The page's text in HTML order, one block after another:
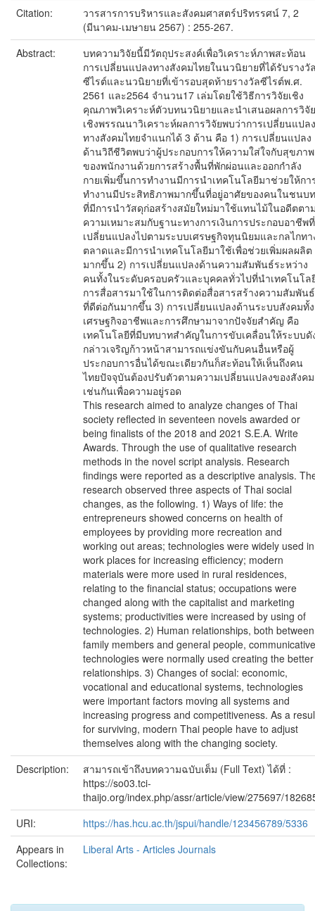
Citation:
วารสารการบริหารและสังคมศาสตร์ปริทรรศน์ 7, 2
(มีนาคม-เมษายน 2567) : 255-267.
Abstract:
บทความวิจัยนี้มีวัตถุประสงค์เพื่อวิเคราะห์ภาพสะท้อน
การเปลี่ยนแปลงทางสังคมไทยในนวนิยายที่ได้รับรางวั
ซีไรต์และนวนิยายที่เข้ารอบสุดท้ายรางวัลซีไรต์พ.ศ.
2561 และ2564 จำนวน17 เล่มโดยใช้วิธีการวิจัยเชิง
คุณภาพวิเคราะห์ตัวบทนวนิยายและนำเสนอผลการวิจัย
เชิงพรรณนาวิเคราะห์ผลการวิจัยพบว่าการเปลี่ยนแปลง
ทางสังคมไทยจำแนกได้ 3 ด้าน คือ 1) การเปลี่ยนแปลง
ด้านวิถีชีวิตพบว่าผู้ประกอบการให้ความใส่ใจกับสุขภาพ
ของพนักงานด้วยการสร้างพื้นที่พักผ่อนและออกกำลัง
กายเพิ่มขึ้นการทำงานมีการนำเทคโนโลยีมาช่วยให้กา
ทำงานมีประสิทธิภาพมากขึ้นที่อยู่อาศัยของคนในชนบท
ที่มีการนำวัสดุก่อสร้างสมัยใหม่มาใช้แทนไม้ในอดีตตา
ความเหมาะสมกับฐานะทางการเงินการประกอบอาชีพที่
เปลี่ยนแปลงไปตามระบบเศรษฐกิจทุนนิยมและกลไกทา
ตลาดและมีการนำเทคโนโลยีมาใช้เพื่อช่วยเพิ่มผลผลิต
มากขึ้น 2) การเปลี่ยนแปลงด้านความสัมพันธ์ระหว่าง
คนทั้งในระดับครอบครัวและบุคคลทั่วไปที่นำเทคโนโล
การสื่อสารมาใช้ในการติดต่อสื่อสารสร้างความสัมพันธ์
ที่ดีต่อกันมากขึ้น 3) การเปลี่ยนแปลงด้านระบบสังคมทั้ง
เศรษฐกิจอาชีพและการศึกษามาจากปัจจัยสำคัญ คือ
เทคโนโลยีที่มีบทบาทสำคัญในการขับเคลื่อนให้ระบบดั
กล่าวเจริญก้าวหน้าสามารถแข่งขันกับคนอื่นหรือผู้
ประกอบการอื่นได้ขณะเดียวกันก็สะท้อนให้เห็นถึงคน
ไทยปัจจุบันต้องปรับตัวตามความเปลี่ยนแปลงของสังคม
เช่นกันเพื่อความอยู่รอด
This research aimed to analyze changes of Thai
society reflected in seventeen novels awarded or
being finalists of the 2018 and 2021 S.E.A. Write
Awards. Through the use of qualitative research
methods in the novel script analysis. Research
findings were reported as a descriptive analysis.
research observed three aspects of Thai social
changes, as the following. 1) Ways of life: the
entrepreneurs showed concerns on health of
employees by providing more recreation and
working out areas; technologies were widely used in
work places for increasing efficiency; modern
materials were more used in rural residences,
relating to the financial status; occupations were
changed along with the capitalist and marketing
systems; productivities were increased by using of
technologies. 2) Human relationships, both between
family members and general people, communicative
technologies were normally used creating the better
relationships. 3) Changes of social: economic,
vocational and educational systems, technologies
were important factors moving all systems and
increasing progress and competitiveness. As a
for surviving, modern Thai people have to adjust
themselves along with the changing society.
Description:
สามารถเข้าถึงบทความฉบับเต็ม (Full Text) ได้ที่ :
https://so03.tci-
thaijo.org/index.php/assr/article/view/275697/
URI:
https://has.hcu.ac.th/jspui/handle/123456789/5336
Appears in
Collections:
Liberal Arts - Articles Journals